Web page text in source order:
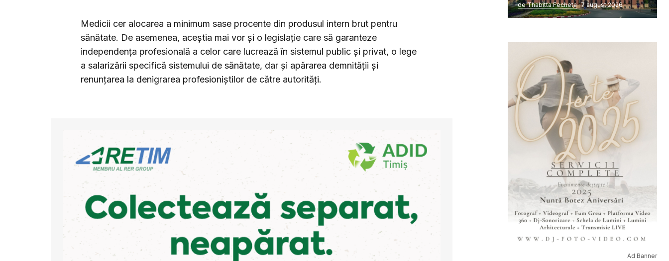
Medicii cer alocarea a minimum sase procente din produsul intern brut pentru
sănătate. De asemenea, aceștia mai vor și o legislație care să garanteze
independența profesională a celor care lucrează în sistemul public și privat, o lege
a salarizării specifică sistemului de sănătate, dar și apărarea demnității și
renunțarea la denigrarea profesioniștilor de către autorități.
de Thabitta Fecheta 7 august 2026
Ad Banner